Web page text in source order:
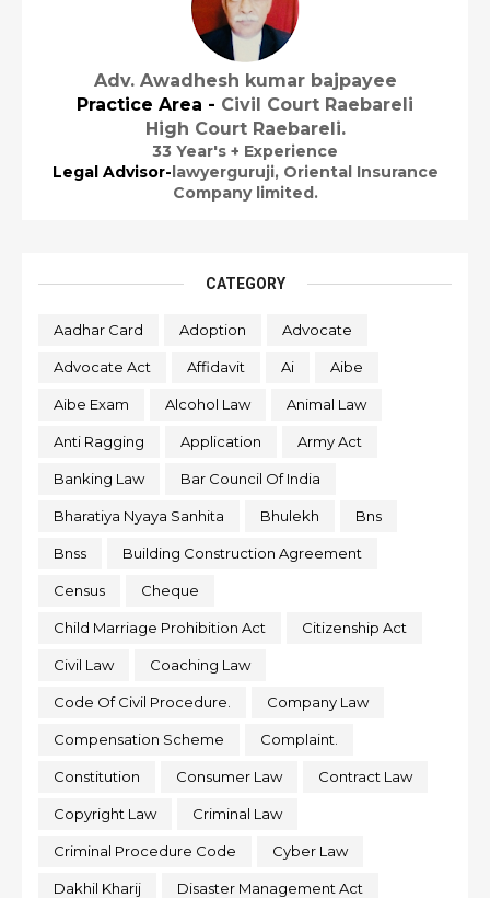
Adv. Awadhesh kumar bajpayee
Practice Area - Civil Court Raebareli
High Court Raebareli.
33 Year's + Experience
Legal Advisor-lawyerguruji, Oriental Insurance
Company limited.
CATEGORY
Aadhar Card Adoption Advocate
Advocate Act Affidavit Ai Aibe
Aibe Exam Alcohol Law Animal Law
Anti Ragging Application Army Act
Banking Law Bar Council Of India
Bharatiya Nyaya Sanhita Bhulekh Bns
Bnss Building Construction Agreement
Census Cheque
Child Marriage Prohibition Act Citizenship Act
Civil Law Coaching Law
Code Of Civil Procedure. Company Law
Compensation Scheme Complaint.
Constitution Consumer Law Contract Law
Copyright Law Criminal Law
Criminal Procedure Code Cyber Law
Dakhil Kharij Disaster Management Act